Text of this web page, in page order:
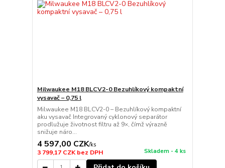
Milwaukee M18 BLCV2-0 Bezuhlíkový kompaktní
vysavač – 0,75 l
Milwaukee M18 BLCV2-0 – Bezuhlíkový kompaktní
aku vysavač Integrovaný cyklonový separátor
prodlužuje životnost filtru až 9×, čímž výrazně
snižuje náro...
4 597,00 CZK/ks
3 799,17 CZKbez DPH Skladem - 4 ks